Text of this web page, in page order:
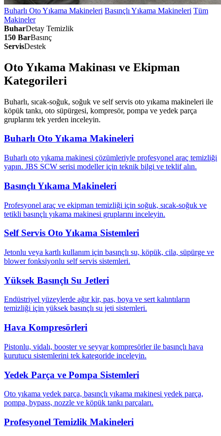
Buharlı Oto Yıkama Makineleri Basınçlı Yıkama Makineleri Tüm
Makineler
BuharDetay Temizlik
150 BarBasınç
ServisDestek
Oto Yıkama Makinası ve Ekipman
Kategorileri
Buharlı, sıcak-soğuk, soğuk ve self servis oto yıkama makineleri ile
köpük tankı, oto süpürgesi, kompresör, pompa ve yedek parça
gruplarını tek yerden inceleyin.
Buharlı Oto Yıkama Makineleri
Buharlı oto yıkama makinesi çözümleriyle profesyonel araç temizliği
yapın. JBS SCW serisi modeller için teknik bilgi ve teklif alın.
Basınçlı Yıkama Makineleri
Profesyonel araç ve ekipman temizliği için soğuk, sıcak-soğuk ve
tetikli basınçlı yıkama makinesi gruplarını inceleyin.
Self Servis Oto Yıkama Sistemleri
Jetonlu veya kartlı kullanım için basınçlı su, köpük, cila, süpürge ve
blower fonksiyonlu self servis sistemleri.
Yüksek Basınçlı Su Jetleri
Endüstriyel yüzeylerde ağır kir, pas, boya ve sert kalıntıların
temizliği için yüksek basınçlı su jeti sistemleri.
Hava Kompresörleri
Pistonlu, vidalı, booster ve seyyar kompresörler ile basınçlı hava
kurutucu sistemlerini tek kategoride inceleyin.
Yedek Parça ve Pompa Sistemleri
Oto yıkama yedek parça, basınçlı yıkama makinesi yedek parça,
pompa, bypass, nozzle ve köpük tankı parçaları.
Profesyonel Temizlik Makineleri